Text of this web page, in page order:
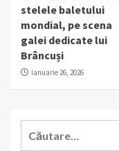
stelele baletului
mondial, pe scena
galei dedicate lui
Brâncuși
ianuarie 26, 2026